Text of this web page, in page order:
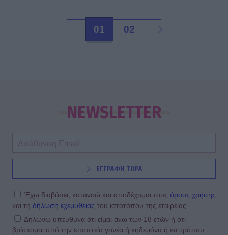
01 02
NEWSLETTER
ΕΓΓΡΑΦΗ ΤΩΡΑ
Έχω διαβάσει, κατανοώ και αποδέχομαι τους όρους χρήσης
και τη δήλωση εχεμύθειας του ιστοτόπου της εταιρείας
Δηλώνω υπεύθυνα ότι είμαι άνω των 18 ετών ή ότι
βρίσκομαι υπό την εποπτεία γονέα ή κηδεμόνα ή επιτρόπου